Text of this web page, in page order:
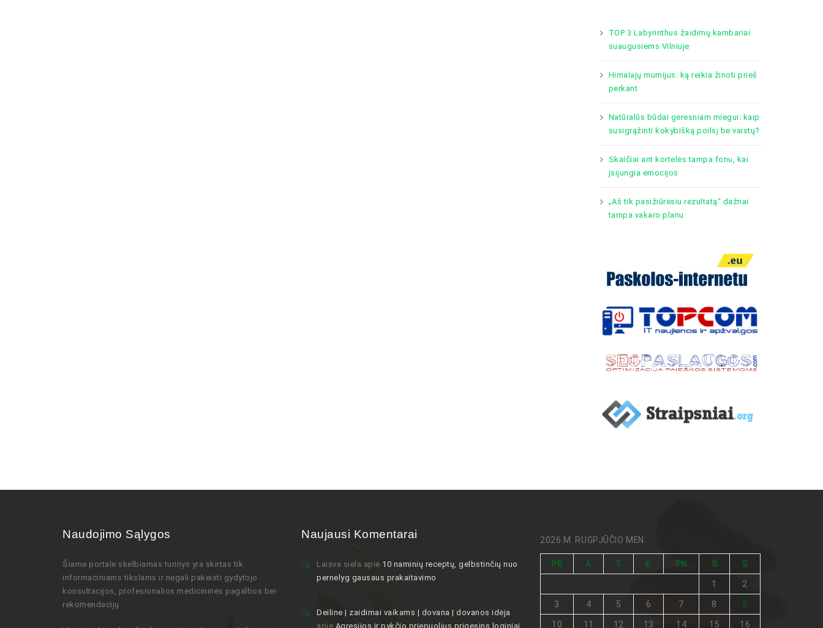
TOP 3 Labyrinthus žaidimų kambariai
suaugusiems Vilniuje
Himalajų mumijus: ką reikia žinoti prieš
perkant
Natūralūs būdai geresniam miegui: kaip
susigrąžinti kokybišką poilsį be vaistų?
Skaičiai ant kortelės tampa fonu, kai
įsijungia emocijos
„Aš tik pasižiūrėsiu rezultatą“ dažnai
tampa vakaro planu
Naudojimo Sąlygos
Šiame portale skelbiamas turinys yra skirtas tik
informaciniams tikslams ir negali pakeisti gydytojo
konsultacijos, profesionalios medicininės pagalbos bei
rekomendacijų .
Naujausi Komentarai
Laisva siela apie 10 naminių receptų, gelbstinčių nuo
pernelyg gausaus prakaitavimo
Deiline | zaidimai vaikams | dovana | dovanos idėja
apie Agresijos ir pykčio priepuolius prigesins loginiai
2026 M. RUGPJŪČIO MĖN.
PR A T K PN Š S
1 2
3 4 5 6 7 8 9
10 11 12 13 14 15 16